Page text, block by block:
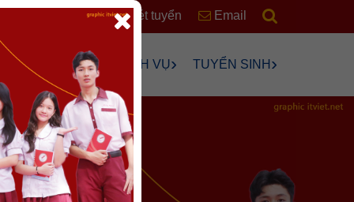
RSS Xét tuyển Email
›
›
›
›
›
›
HỌC SINH› DỊCH VỤ› TUYỂN SINH ›